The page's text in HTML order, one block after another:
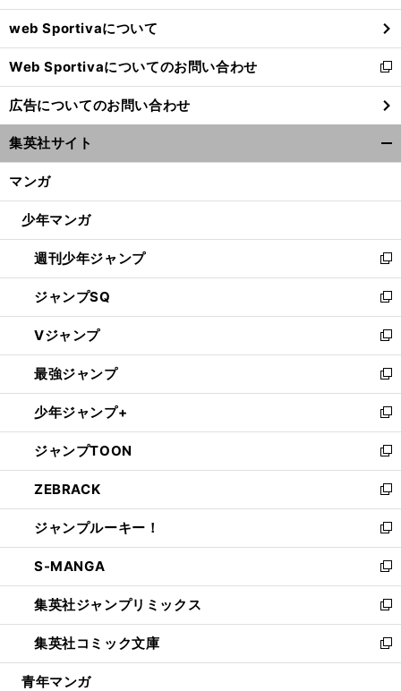
ウ
で
開
く
web Sportivaについて
Web Sportivaについてのお問い合わせ
新
し
い
ウ
ィ
ン
ウ
開
く
広告についてのお問い合わせ
集英社サイト
マンガ
少年マンガ
週刊少年ジャンプ
新
し
い
ウ
ィ
ン
ド
ウ
で
開
く
ジャンプSQ
新
し
い
ウ
ィ
ン
ド
ウ
で
開
く
Vジャンプ
新
し
い
ウ
ィ
ン
ド
ウ
で
開
く
最強ジャンプ
新
し
い
ウ
ィ
ン
ド
ウ
で
開
く
少年ジャンプ+
新
し
い
ウ
ィ
ン
ド
ウ
で
開
く
ジャンプTOON
新
し
い
ウ
ィ
ン
ド
ウ
で
開
く
ZEBRACK
新
し
い
ウ
ィ
ン
ド
ウ
で
開
ジャンプルーキー！
新
し
い
ウ
ィ
ン
ド
ウ
S-MANGA
新
し
い
ウ
ィ
ン
集英社ジャンプリミックス
新
し
い
ウ
集英社コミック文庫
新
し
青年マンガ